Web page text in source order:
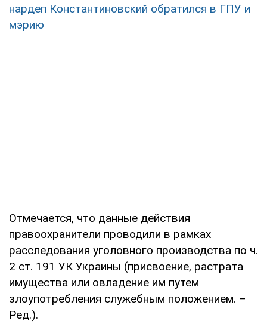
нардеп Константиновский обратился в ГПУ и
мэрию
Отмечается, что данные действия
правоохранители проводили в рамках
расследования уголовного производства по ч.
2 ст. 191 УК Украины (присвоение, растрата
имущества или овладение им путем
злоупотребления служебным положением. –
Ред.).